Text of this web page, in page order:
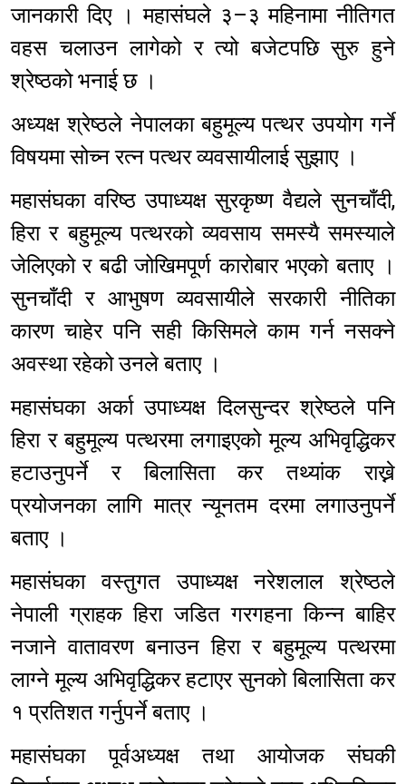
जानकारी दिए । महासंघले ३–३ महिनामा नीतिगत
वहस चलाउन लागेको र त्यो बजेटपछि सुरु हुने
श्रेष्ठको भनाई छ ।
अध्यक्ष श्रेष्ठले नेपालका बहुमूल्य पत्थर उपयोग गर्ने
विषयमा सोच्न रत्न पत्थर व्यवसायीलाई सुझाए ।
महासंघका वरिष्ठ उपाध्यक्ष सुरकृष्ण वैद्यले सुनचाँदी,
हिरा र बहुमूल्य पत्थरको व्यवसाय समस्यै समस्याले
जेलिएको र बढी जोखिमपूर्ण कारोबार भएको बताए ।
सुनचाँदी र आभुषण व्यवसायीले सरकारी नीतिका
कारण चाहेर पनि सही किसिमले काम गर्न नसक्ने
अवस्था रहेको उनले बताए ।
महासंघका अर्का उपाध्यक्ष दिलसुन्दर श्रेष्ठले पनि
हिरा र बहुमूल्य पत्थरमा लगाइएको मूल्य अभिवृद्धिकर
हटाउनुपर्ने र बिलासिता कर तथ्यांक राख्ने
प्रयोजनका लागि मात्र न्यूनतम दरमा लगाउनुपर्ने
बताए ।
महासंघका वस्तुगत उपाध्यक्ष नरेशलाल श्रेष्ठले
नेपाली ग्राहक हिरा जडित गरगहना किन्न बाहिर
नजाने वातावरण बनाउन हिरा र बहुमूल्य पत्थरमा
लाग्ने मूल्य अभिवृद्धिकर हटाएर सुनको बिलासिता कर
१ प्रतिशत गर्नुपर्ने बताए ।
महासंघका पूर्वअध्यक्ष तथा आयोजक संघकी